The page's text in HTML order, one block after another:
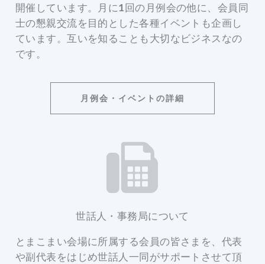
開催しています。月に1回の月例会の他に、会員同
士の懇親交流を目的とした各種イベントも企画し
ています。互いを知ることも大切なビジネスなの
です。
月例会・イベントの詳細
世話人・事務局について
とまこまい会場に所属する会員の皆さまを、代表
や副代表をはじめ世話人一同がサポートさせて頂